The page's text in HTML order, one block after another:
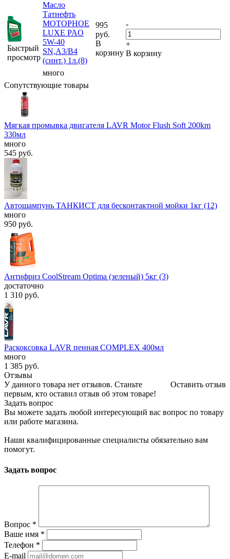
Быстрый
просмотр
Масло
Татнефть
МОТОРНОЕ
LUXE PAO
5W-40
SN,A3/B4
(синт.) 1л.(8)
много
995
руб.
В
корзину
-
+
В корзину
Сопутствующие товары
Мягкая промывка двигателя LAVR Motor Flush Soft 200km
330мл
много
545 руб.
Автошампунь ТАНКИСТ для бесконтактной мойки 1кг (12)
много
950 руб.
Антифриз CoolStream Optima (зеленый) 5кг (3)
достаточно
1 310 руб.
Раскоксовка LAVR пенная COMPLEX 400мл
много
1 385 руб.
Отзывы
Оставить отзыв
У данного товара нет отзывов. Станьте
первым, кто оставил отзыв об этом товаре!
Задать вопрос
Вы можете задать любой интересующий вас вопрос по товару
или работе магазина.
Наши квалифицированные специалисты обязательно вам
помогут.
Задать вопрос
Вопрос *
Ваше имя *
Телефон *
E-mail